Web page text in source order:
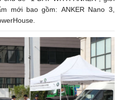
mới bao gồm: ANKER Nano 3,